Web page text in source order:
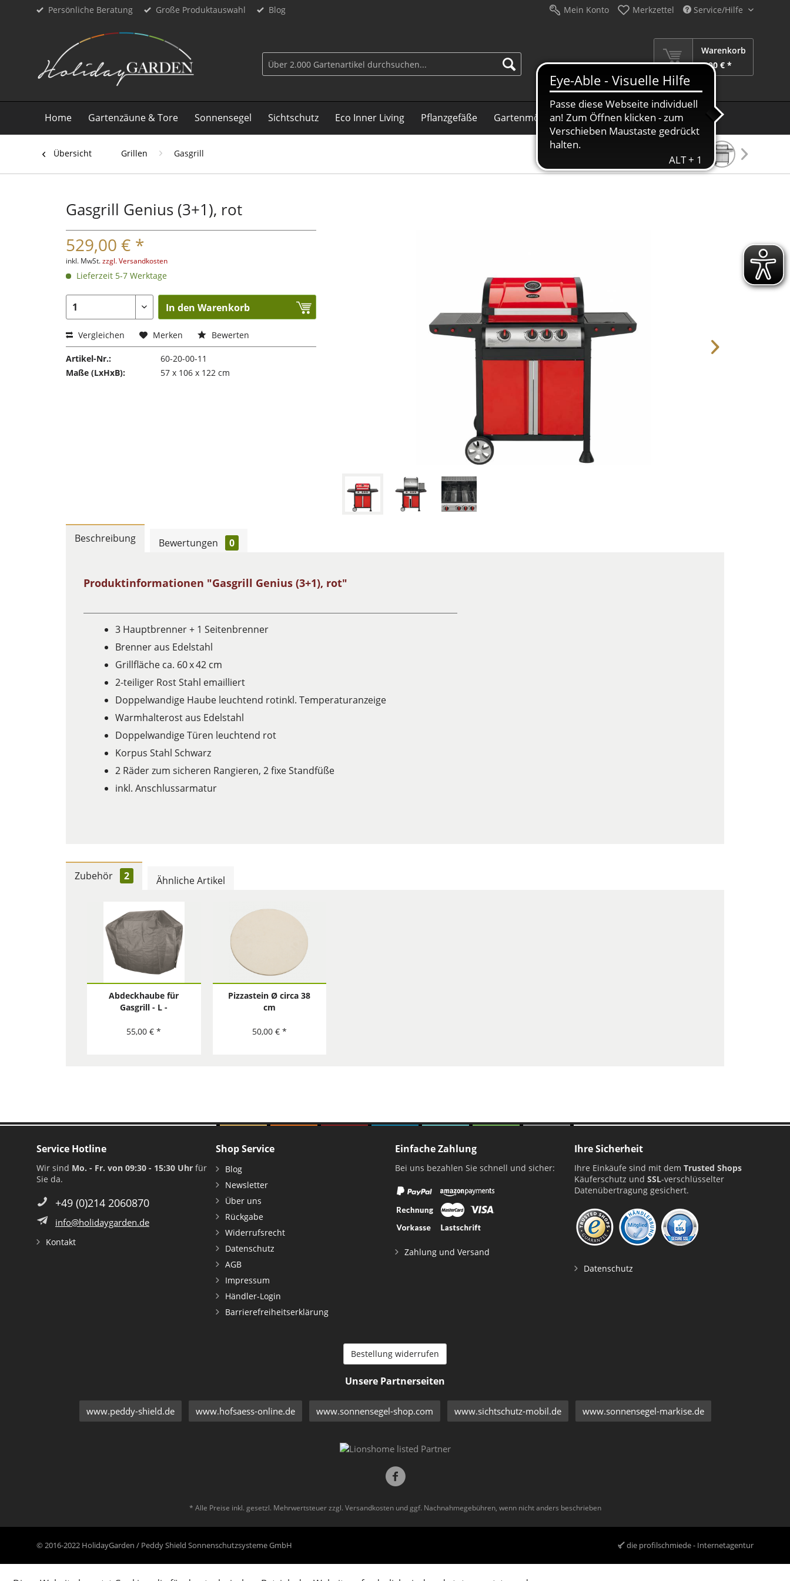
Persönliche Beratung Große Produktauswahl Blog Mein Konto Merkzettel Service/Hilfe
Warenkorb
0,00 € *
Home Gartenzäune & Tore Sonnensegel Sichtschutz Eco Inner Living Pflanzgefäße Gartenmöbel Schirme Dekoration Sale %
Übersicht Grillen Gasgrill
Gasgrill Genius (3+1), rot
529,00 € *
inkl. MwSt.zzgl. Versandkosten
Lieferzeit 5-7 Werktage
In den Warenkorb
Vergleichen Merken Bewerten
Artikel-Nr.:
60-20-00-11
Maße (LxHxB):
57 x 106 x 122 cm
Beschreibung Bewertungen 0
Produktinformationen "Gasgrill Genius (3+1), rot"
3 Hauptbrenner + 1 Seitenbrenner
Brenner aus Edelstahl
Grillfläche ca. 60 x 42 cm
2-teiliger Rost Stahl emailliert
Doppelwandige Haube leuchtend rotinkl. Temperaturanzeige
Warmhalterost aus Edelstahl
Doppelwandige Türen leuchtend rot
Korpus Stahl Schwarz
2 Räder zum sicheren Rangieren, 2 fixe Standfüße
inkl. Anschlussarmatur
Zubehör 2 Ähnliche Artikel
Abdeckhaube für
Gasgrill - L -
55,00 € *
Pizzastein Ø circa 38
cm
50,00 € *
Service Hotline
Wir sind Mo. - Fr. von 09:30 - 15:30 Uhr für
Sie da.
+49 (0)214 2060870
info@holidaygarden.de
Kontakt
Shop Service
Blog
Newsletter
Über uns
Rückgabe
Widerrufsrecht
Datenschutz
AGB
Impressum
Händler-Login
Barrierefreiheitserklärung
Einfache Zahlung
Bei uns bezahlen Sie schnell und sicher:
Zahlung und Versand
Ihre Sicherheit
Ihre Einkäufe sind mit dem Trusted Shops
Käuferschutz und SSL-verschlüsselter
Datenübertragung gesichert.
Datenschutz
Bestellung widerrufen
Unsere Partnerseiten
www.peddy-shield.de www.hofsaess-online.de www.sonnensegel-shop.com www.sichtschutz-mobil.de www.sonnensegel-markise.de
* Alle Preise inkl. gesetzl. Mehrwertsteuer zzgl. Versandkostenund ggf. Nachnahmegebühren, wenn nicht anders beschrieben
© 2016-2022 HolidayGarden / Peddy Shield Sonnenschutzsysteme GmbH die profilschmiede - Internetagentur